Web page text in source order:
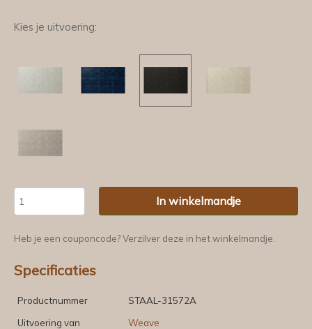
Kies je uitvoering:
In winkelmandje
Heb je een couponcode? Verzilver deze in het winkelmandje.
Specificaties
Productnummer
STAAL-31572A
Uitvoering van
Weave